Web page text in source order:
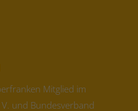
Mitglied im
und Bundesverband